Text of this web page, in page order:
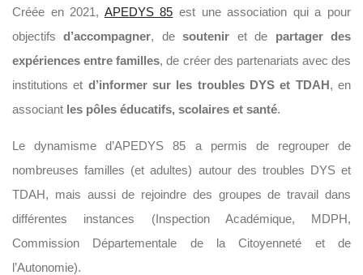
Créée en 2021, APEDYS 85 est une association qui a pour
objectifsd’accompagner, desoutenir et de partager des
expériences entre familles, de créer des partenariats avec des
institutions et d’informer sur les troubles DYS et TDAH, en
associant les pôles éducatifs, scolaires et santé.
Le dynamisme d’APEDYS 85 a permis de regrouper de
nombreuses familles (et adultes) autour des troubles DYS et
TDAH, mais aussi de rejoindre des groupes de travail dans
différentes instances (Inspection Académique, MDPH,
Commission Départementale de la Citoyenneté et de
l’Autonomie).